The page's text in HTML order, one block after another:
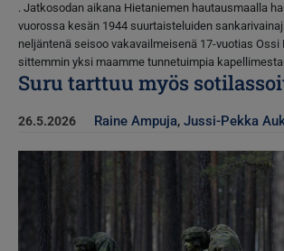
. Jatkosodan aikana Hietaniemen hautausmaalla
vuorossa kesän 1944 suurtaisteluiden
neljäntenä seisoo vakavailmeisenä 17-vuotias Ossi
sittemmin yksi maamme tunnetuimpia
Suru tarttuu myös
26.5.2026 Raine Ampuja, Jussi-Pekka